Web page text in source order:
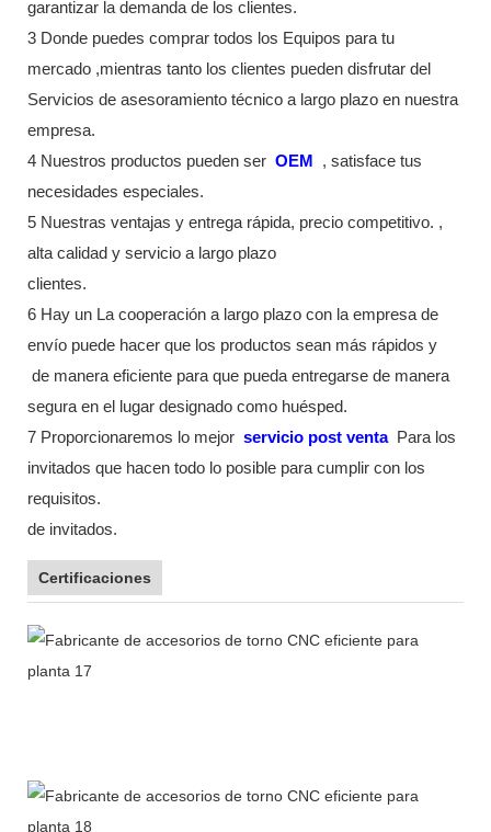
garantizar la demanda de los clientes.
3 Donde puedes comprar todos los Equipos para tu
mercado ,mientras tanto los clientes pueden disfrutar del
Servicios de asesoramiento técnico a largo plazo en nuestra
empresa.
4 Nuestros productos pueden ser OEM
, satisface tus
necesidades especiales.
5 Nuestras ventajas y entrega rápida, precio competitivo. ,
alta calidad y servicio a largo plazo
clientes.
6 Hay un La cooperación a largo plazo con la empresa de
envío puede hacer que los productos sean más rápidos y
de manera eficiente para que pueda entregarse de manera
segura en el lugar designado como huésped.
7 Proporcionaremos lo mejor servicio post venta Para los
invitados que hacen todo lo posible para cumplir con los
requisitos.
de invitados.
Certificaciones